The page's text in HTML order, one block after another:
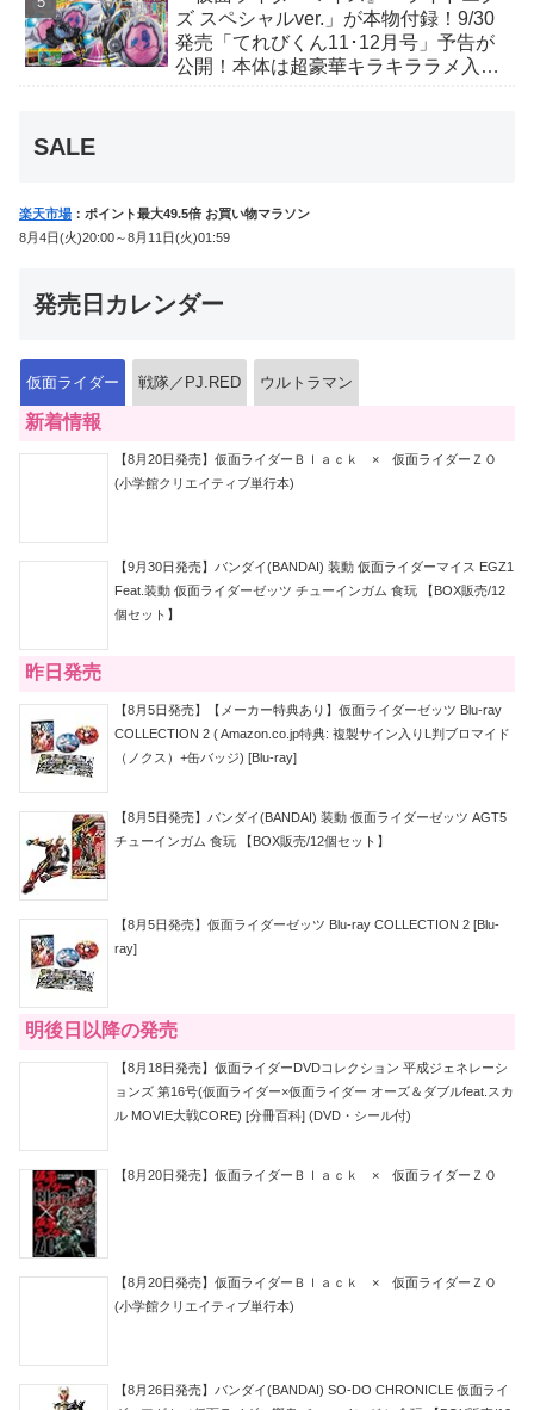
ズ スペシャルver.」が本物付録！9/30
発売「てれびくん11･12月号」予告が
公開！本体は超豪華キラキララメ入
SALE
楽天市場 ：ポイント最大49.5倍 お買い物マラソン
8月4日(火)20:00～8月11日(火)01:59
発売日カレンダー
仮面ライダー 戦隊／PJ.RED ウルトラマン
新着情報
【8月20日発売】仮面ライダーＢｌａｃｋ × 仮面ライダーＺＯ
(小学館クリエイティブ単行本)
【9月30日発売】バンダイ(BANDAI) 装動 仮面ライダーマイス EGZ1
Feat.装動 仮面ライダーゼッツ チューインガム 食玩 【BOX販売/12
個セット】
昨日発売
【8月5日発売】【メーカー特典あり】仮面ライダーゼッツ Blu-ray
COLLECTION 2 ( Amazon.co.jp特典: 複製サイン入りL判ブロマイド
（ノクス）+缶バッジ) [Blu-ray]
【8月5日発売】バンダイ(BANDAI) 装動 仮面ライダーゼッツ AGT5
チューインガム 食玩 【BOX販売/12個セット】
【8月5日発売】仮面ライダーゼッツ Blu-ray COLLECTION 2 [Blu-
ray]
明後日以降の発売
【8月18日発売】仮面ライダーDVDコレクション 平成ジェネレーシ
ョンズ 第16号(仮面ライダー×仮面ライダー オーズ＆ダブルfeat.スカ
ル MOVIE大戦CORE) [分冊百科] (DVD・シール付)
【8月20日発売】仮面ライダーＢｌａｃｋ × 仮面ライダーＺＯ
【8月20日発売】仮面ライダーＢｌａｃｋ × 仮面ライダーＺＯ
(小学館クリエイティブ単行本)
【8月26日発売】バンダイ(BANDAI) SO-DO CHRONICLE 仮面ライ